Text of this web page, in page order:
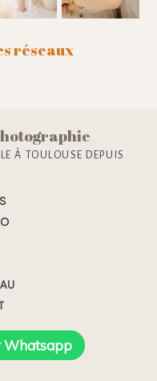
réseaux
À TOULOUSE DEPUIS
Whatsapp